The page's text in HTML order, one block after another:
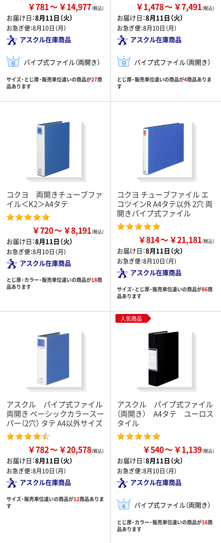
￥781 ￥14,977
お届け日：8月11日（火）
お急ぎ便：8月10日（月）
アスクル在庫商品
パイプ式ファイル（両開き）
サイズ・とじ厚・販売単位違いの商品が27商
品あります
￥1,478 ￥7,491
お届け日：8月11日（火）
お急ぎ便：8月10日（月）
アスクル在庫商品
パイプ式ファイル（両開き）
とじ厚・販売単位違いの商品が4商品ありま
す
コクヨ 両開きチューブファ
イル＜K2＞A4タテ
￥720 ￥8,191
お届け日：8月11日（火）
お急ぎ便：8月10日（月）
アスクル在庫商品
とじ厚・カラー・販売単位違いの商品が18商
品あります
コクヨ チューブファイル エ
コツインR A4タテ以外 2穴 両
開きパイプ式ファイル
￥814 ￥21,181
お届け日：8月11日（火）
お急ぎ便：8月10日（月）
アスクル在庫商品
サイズ・とじ厚・販売単位違いの商品が86商
品あります
アスクル パイプ式ファイル
両開き ベーシックカラースー
パー（2穴） タテ A4以外サイズ
￥782 ￥20,578
お届け日：8月11日（火）
お急ぎ便：8月10日（月）
アスクル在庫商品
サイズ・販売単位違いの商品が12商品ありま
す
人気商品
アスクル パイプ式ファイル
（両開き） A4タテ ユーロス
タイル
￥540 ￥1,139
お届け日：8月11日（火）
お急ぎ便：8月10日（月）
アスクル在庫商品
パイプ式ファイル（両開き）
とじ厚・カラー・販売単位違いの商品が16商
品あります